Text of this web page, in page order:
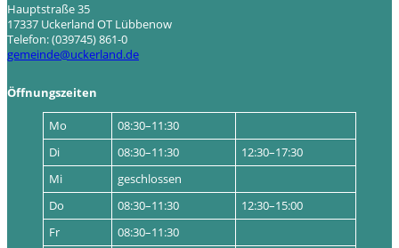
Hauptstraße 35
17337 Uckerland OT Lübbenow
Telefon: (039745) 861-0
gemeinde@uckerland.de
Öffnungszeiten
Mo
08:30–11:30
Di
08:30–11:30
12:30–17:30
Mi
geschlossen
Do
08:30–11:30
12:30–15:00
Fr
08:30–11:30